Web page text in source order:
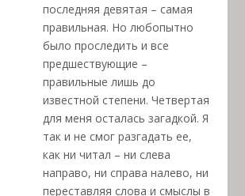
последняя девятая – самая
правильная. Но любопытно
было проследить и все
предшествующие –
правильные лишь до
известной степени. Четвертая
для меня осталась загадкой. Я
так и не смог разгадать ее,
как ни читал – ни слева
направо, ни справа налево, ни
переставляя слова и смыслы в